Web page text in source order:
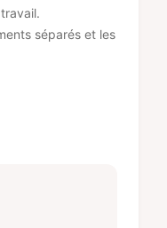
séparés et les